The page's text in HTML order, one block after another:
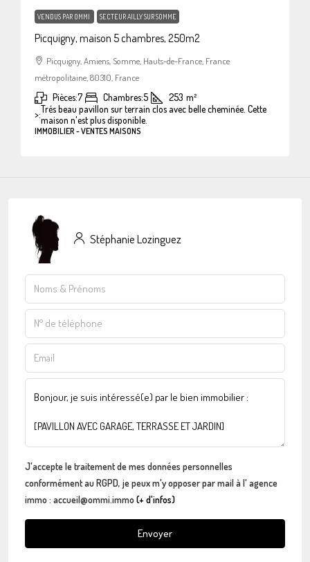
VENDUS PAR OMMI SECTEUR AILLY SUR SOMME
Picquigny, maison 5 chambres, 250m2
Picquigny, Amiens, Somme, Hauts-de-France, France
métropolitaine, 80310, France
Pièces:7 Chambres:5 253 m²
>:Trés beau pavillon sur terrain clos avec belle cheminée. Cette
maison n'est plus disponible.
IMMOBILIER - VENTES MAISONS
Stéphanie Lozinguez
J'accepte le traitement de mes données personnelles
conformément au RGPD, je peux m'y opposer par mail à l' agence
immo : accueil@ommi.immo(+ d'infos)
Envoyer